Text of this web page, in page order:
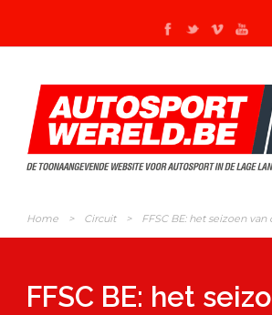
Home > Circuit > FFSC BE: het seizoen
FFSC BE: het